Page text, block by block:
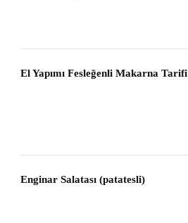
El Yapımı Fesleğenli Makarna Tarifi
Enginar Salatası (patatesli)